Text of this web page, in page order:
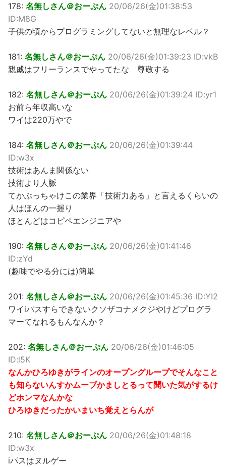
178: 名無しさん＠おーぷん 20/06/26(金)01:38:53
ID:M8G
子供の頃からプログラミングしてないと無理なレベル？
181: 名無しさん＠おーぷん 20/06/26(金)01:39:23 ID:vkB
親戚はフリーランスでやってたな 尊敬する
182: 名無しさん＠おーぷん 20/06/26(金)01:39:24 ID:yr1
お前ら年収高いな
ワイは220万やで
184: 名無しさん＠おーぷん 20/06/26(金)01:39:44
ID:w3x
技術はあんま関係ない
技術より人脈
てかぶっちゃけこの業界「技術力ある」と言えるくらいの
人はほんの一握り
ほとんどはコピペエンジニアや
190: 名無しさん＠おーぷん 20/06/26(金)01:41:46
ID:zYd
(趣味でやる分には)簡単
201: 名無しさん＠おーぷん 20/06/26(金)01:45:36 ID:YI2
ワイiパスすらできないクソザコナメクジやけどプログラ
マーてなれるもんなんか？
202: 名無しさん＠おーぷん 20/06/26(金)01:46:05
ID:l5K
なんかひろゆきがラインのオープングループでそんなこと
も知らないんすかムーブかましとるって聞いた気がするけ
どホンマなんかな
ひろゆきだったかいまいち覚えとらんが
210: 名無しさん＠おーぷん 20/06/26(金)01:48:18
ID:w3x
iパスはヌルゲー